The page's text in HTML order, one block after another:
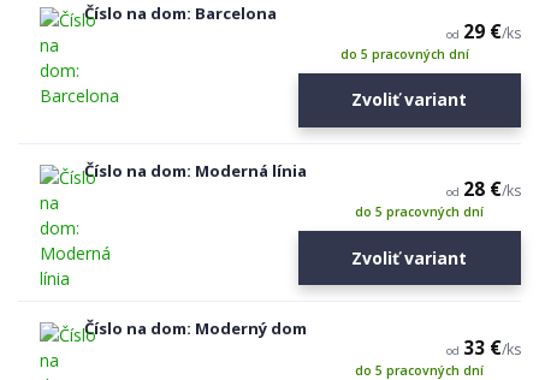
Číslo na dom: Barcelona
od 29 €/ks
do 5 pracovných dní
Zvoliť variant
Číslo na dom: Moderná línia
od 28 €/ks
do 5 pracovných dní
Zvoliť variant
Číslo na dom: Moderný dom
od 33 €/ks
do 5 pracovných dní